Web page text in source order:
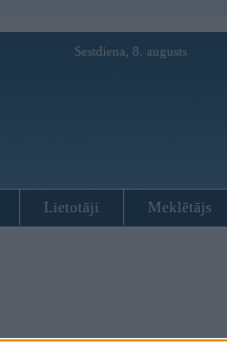
Sestdiena, 8. augusts
Lietotāji Meklētājs